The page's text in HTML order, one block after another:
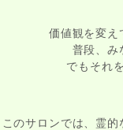
価値観を変え
普段、み
でもそれ
このサロンでは、霊